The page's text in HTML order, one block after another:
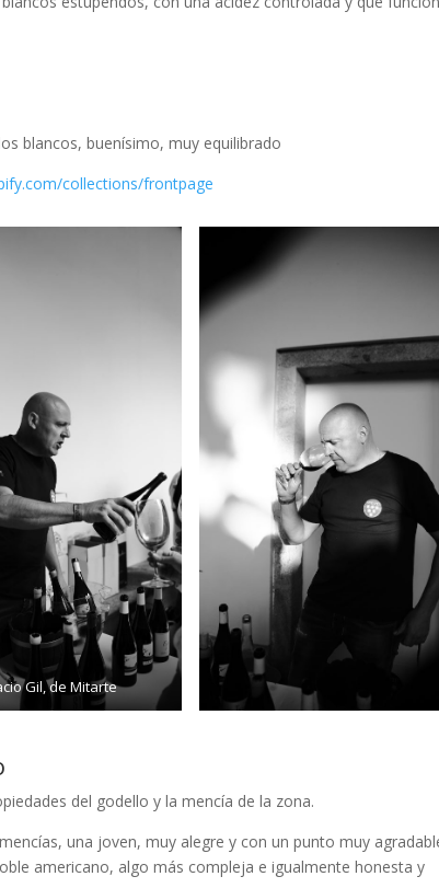
blancos, buenísimo, muy equilibrado
collections/frontpage
Gil, de Mitarte
del godello y la mencía de la zona.
una joven, muy alegre y con un punto muy
americano, algo más compleja e igualmente honesta y